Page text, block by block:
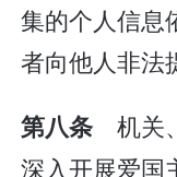
集的个人信息
者向他人非法
第八条 机关
深入开展爱国